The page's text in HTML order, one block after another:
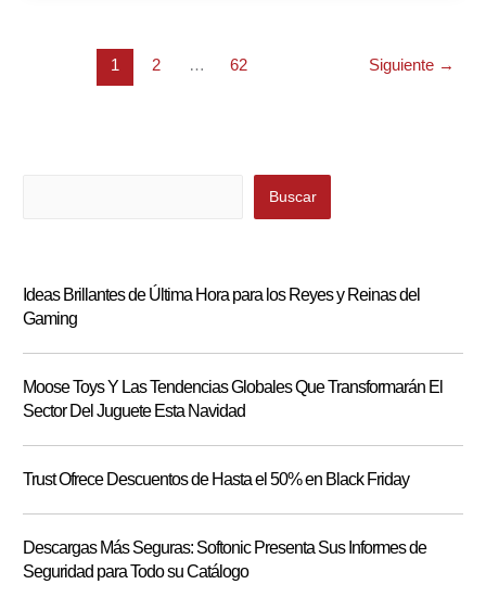
1 2 … 62 Siguiente →
Buscar
Ideas Brillantes de Última Hora para los Reyes y Reinas del
Gaming
Moose Toys Y Las Tendencias Globales Que Transformarán El
Sector Del Juguete Esta Navidad
Trust Ofrece Descuentos de Hasta el 50% en Black Friday
Descargas Más Seguras: Softonic Presenta Sus Informes de
Seguridad para Todo su Catálogo